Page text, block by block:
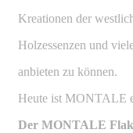
Kreationen der
Holzessenzen und
anbieten zu können.
Heute ist MONTALE
Der MONTALE